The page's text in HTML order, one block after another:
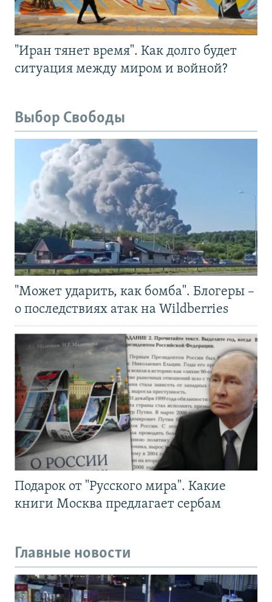
"Иран тянет время". Как долго будет
ситуация между миром и войной?
Выбор Свободы
"Может ударить, как бомба". Блогеры –
о последствиях атак на Wildberries
Подарок от "Русского мира". Какие
книги Москва предлагает сербам
Главные новости